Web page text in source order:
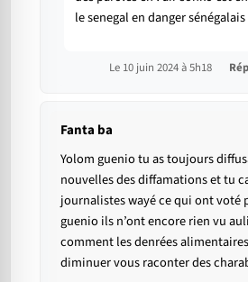
le senegal en danger
Le 10 juin 2024 à 5h18
Fanta ba
Yolom guenio tu as toujours
nouvelles des diffamations et tu
journalistes wayé ce qui ont voté
guenio ils n’ont encore rien vu
comment les denrées
diminuer vous raconter des